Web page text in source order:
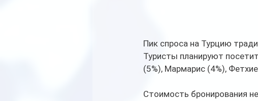
Пик спроса на Турцию
Туристы планируют
(5%), Мармарис (4%),
Стоимость бронирования